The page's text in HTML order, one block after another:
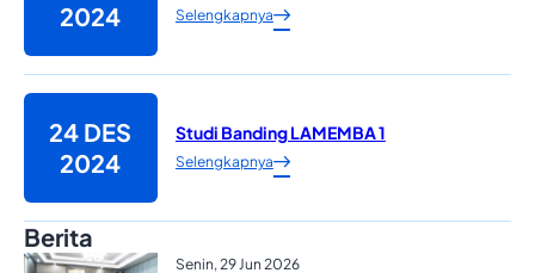
2024
Selengkapnya
24 DES
2024
Studi Banding LAMEMBA 1
Selengkapnya
Berita
Senin, 29 Jun 2026